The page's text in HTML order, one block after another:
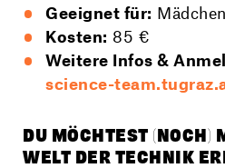
Geeignet für:
Kosten: 85 €
Weitere Infos &
science-
DU MÖCHTEST (NOCH)
WELT DER TECHNIK